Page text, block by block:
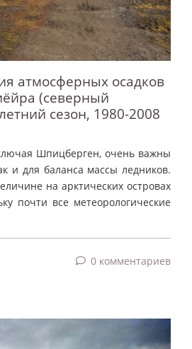
атмосферных осадков
(северный
сезон, 1980-2008
Шпицберген, очень важны
и для баланса массы ледников.
на арктических островах
почти все метеорологические
0 комментариев